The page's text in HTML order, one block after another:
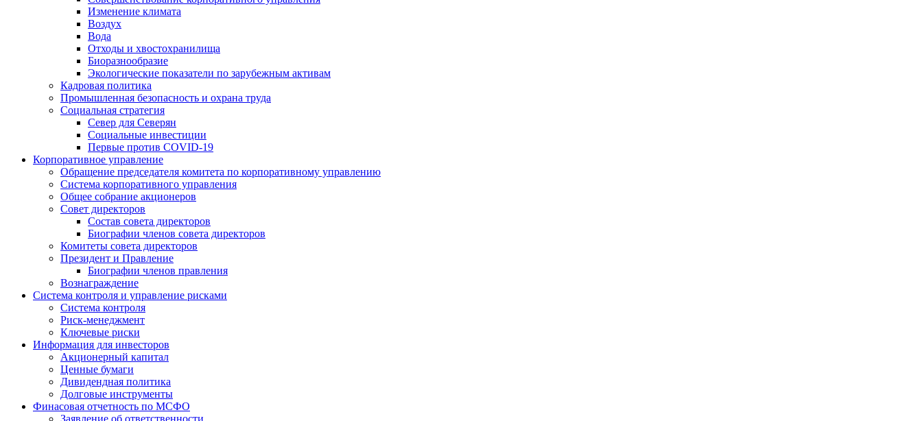
Изменение климата
Воздух
Вода
Отходы и хвостохранилища
Биоразнообразие
Экологические показатели по зарубежным активам
Кадровая политика
Промышленная безопасность и охрана труда
Социальная стратегия
Север для Северян
Социальные инвестиции
Первые против COVID‑19
Корпоративное управление
Обращение председателя комитета по корпоративному управлению
Система корпоративного управления
Общее собрание акционеров
Совет директоров
Состав совета директоров
Биографии членов совета директоров
Комитеты совета директоров
Президент и Правление
Биографии членов правления
Вознаграждение
Система контроля и управление рисками
Система контроля
Риск-менеджмент
Ключевые риски
Информация для инвесторов
Акционерный капитал
Ценные бумаги
Дивидендная политика
Долговые инструменты
Финасовая отчетность по МСФО
Заявление об ответственности